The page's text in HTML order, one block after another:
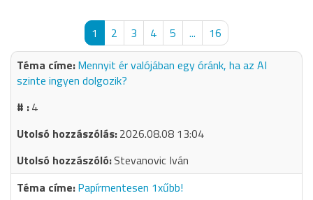
1 2 3 4 5 ...
16
Mennyit ér valójában egy óránk, ha az AI
szinte ingyen dolgozik?
4
2026.08.08 13:04
Stevanovic Iván
Papírmentesen 1xűbb!